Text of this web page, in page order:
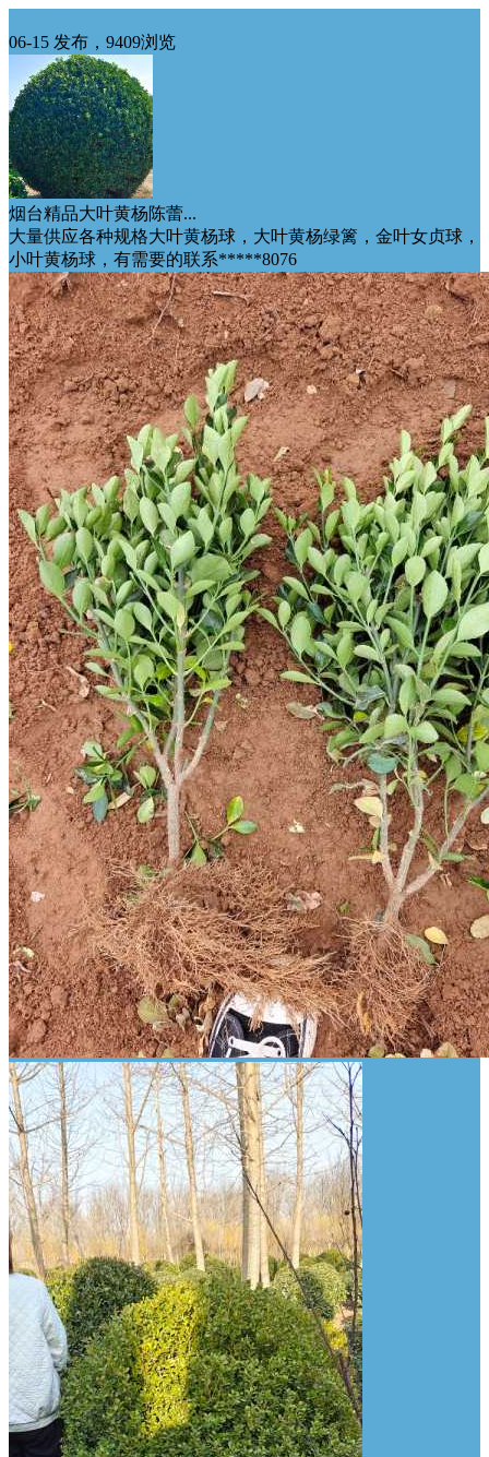
06-15 发布，9409浏览
烟台精品大叶黄杨陈蕾...
大量供应各种规格大叶黄杨球，大叶黄杨绿篱，金叶女贞球，
小叶黄杨球，有需要的联系*****8076